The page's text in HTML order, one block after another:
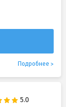
Подробнее